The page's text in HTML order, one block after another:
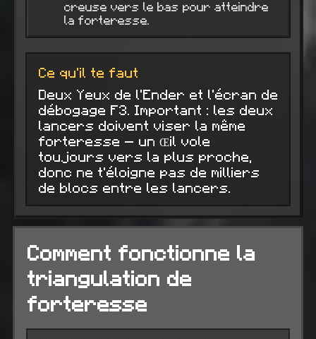
creuse vers le bas pour atteindre
la forteresse.
Ce qu'il te faut
Deux Yeux de l'Ender et l'écran de
débogage F3. Important : les deux
lancers doivent viser la même
forteresse — un Œil vole
toujours vers la plus proche,
donc ne t'éloigne pas de milliers
de blocs entre les lancers.
Comment fonctionne la
triangulation de
forteresse